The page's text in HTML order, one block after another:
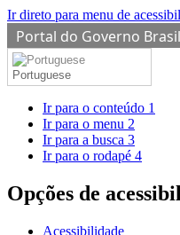
Ir direto para menu de
Portal do Governo
Portuguese
Ir para o conteúdo 1
Ir para o menu 2
Ir para a busca 3
Ir para o rodapé 4
Opções de
Acessibilidade